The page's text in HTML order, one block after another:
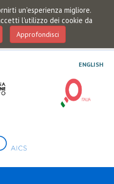
un'esperienza migliore.
l'utilizzo dei cookie da
Approfondisci
ENGLISH